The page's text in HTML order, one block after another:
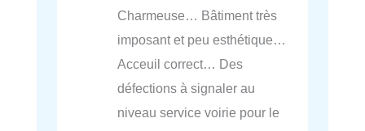
Charmeuse… Bâtiment très
imposant et peu esthétique…
Acceuil correct… Des
défections à signaler au
niveau service voirie pour le